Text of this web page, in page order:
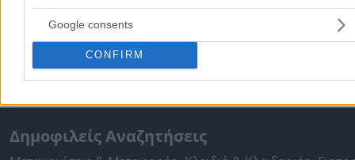
Google consents
CONFIRM
Βουλκανιζατέρ ΕλαστικώνΕλαστικά Αυτοκινήτων
Φανοποιία & Βαφές
Υγραεριοκίνηση Αυτοκινήτων
Δημοφιλείς Αναζητήσεις